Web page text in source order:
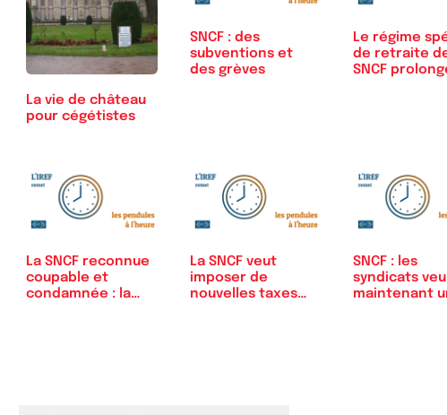
La vie de château
pour cégétistes
SNCF : des
subventions et
des grèves
Le régime
de retraite
SNCF
La SNCF reconnue
coupable et
condamnée : la
La SNCF veut
imposer de
nouvelles taxes
SNCF : les
syndicats
maintenant